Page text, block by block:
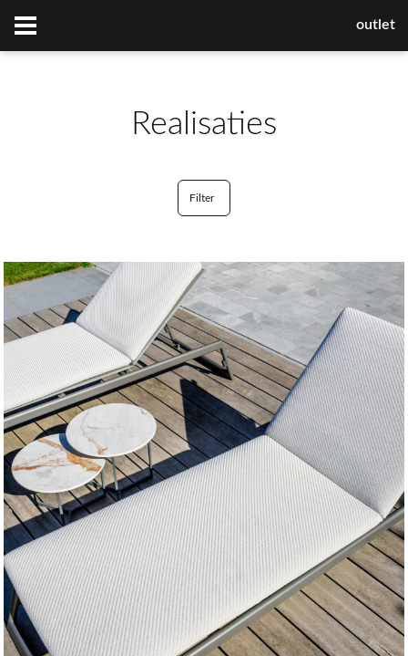
outlet
Realisaties
Filter